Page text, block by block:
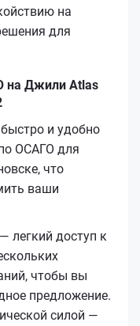
на
для
на Джили Atlas
и удобно
ОСАГО для
что
ваши
легкий доступ к
чтобы вы
предложение.
силой —